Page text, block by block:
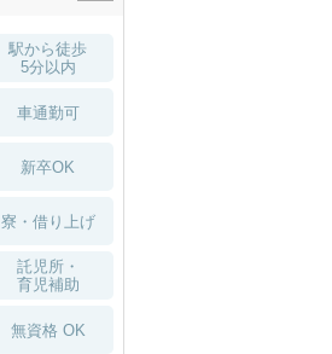
駅から徒歩
5分以内
車通勤可
新卒OK
寮・借り上げ
託児所・
育児補助
無資格 OK